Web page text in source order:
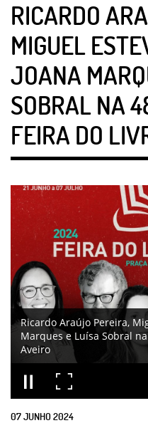
RICARDO
MIGUEL
JOANA
SOBRAL NA
FEIRA DO
Ricardo Araújo Pereira,
Marques e Luísa Sobral
Aveiro
07JUNHO2024